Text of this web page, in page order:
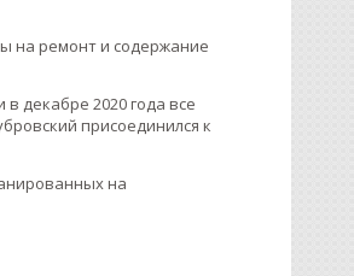
на ремонт и содержание
декабре 2020 года все
присоединился к
на